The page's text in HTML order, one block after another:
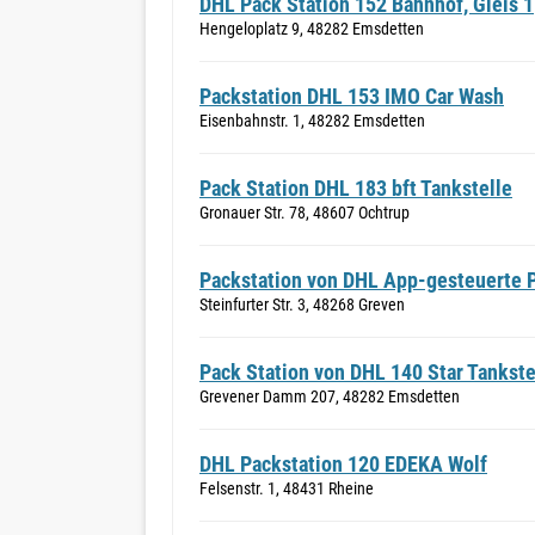
Hengeloplatz 9, 48282 Emsdetten
Packstation DHL 153 IMO Car Wash
Eisenbahnstr. 1, 48282 Emsdetten
Pack Station DHL 183 bft Tankstelle
Gronauer Str. 78, 48607 Ochtrup
Packstation von DHL App-gesteuerte
Steinfurter Str. 3, 48268 Greven
Pack Station von DHL 140 Star
Grevener Damm 207, 48282 Emsdetten
DHL Packstation 120 EDEKA Wolf
Felsenstr. 1, 48431 Rheine